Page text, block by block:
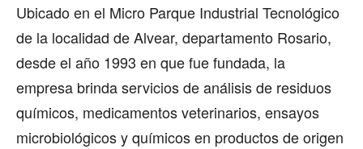
Ubicado en el Micro Parque Industrial Tecnológico
de la localidad de Alvear, departamento Rosario,
desde el año 1993 en que fue fundada, la
empresa brinda servicios de análisis de residuos
químicos, medicamentos veterinarios, ensayos
microbiológicos y químicos en productos de origen